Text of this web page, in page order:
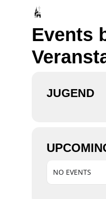
Events
JUGEND
NO EVENTS